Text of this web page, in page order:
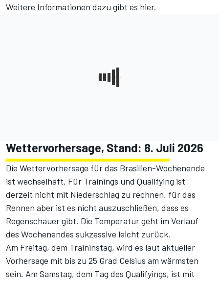
Weitere Informationen dazu gibt es hier.
Wettervorhersage, Stand: 8. Juli 2026
Die Wettervorhersage für das Brasilien-Wochenende
ist wechselhaft. Für Trainings und Qualifying ist
derzeit nicht mit Niederschlag zu rechnen, für das
Rennen aber ist es nicht auszuschließen, dass es
Regenschauer gibt. Die Temperatur geht im Verlauf
des Wochenendes sukzessive leicht zurück.
Am Freitag, dem Traininstag, wird es laut aktueller
Vorhersage mit bis zu 25 Grad Celsius am wärmsten
sein. Am Samstag, dem Tag des Qualifyings, ist mit